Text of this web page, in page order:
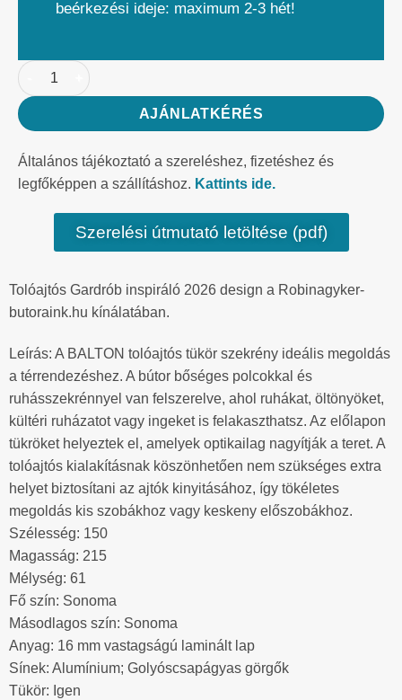
beérkezési ideje: maximum 2-3 hét!
AJÁNLATKÉRÉS
Általános tájékoztató a szereléshez, fizetéshez és
legfőképpen a szállításhoz. Kattints ide.
Szerelési útmutató letöltése (pdf)
Tolóajtós Gardrób inspiráló 2026 design a Robinagyker-
butoraink.hu kínálatában.
Leírás: A BALTON tolóajtós tükör szekrény ideális megoldás
a térrendezéshez. A bútor bőséges polcokkal és
ruhásszekrénnyel van felszerelve, ahol ruhákat, öltönyöket,
kültéri ruházatot vagy ingeket is felakaszthatsz. Az előlapon
tükröket helyeztek el, amelyek optikailag nagyítják a teret. A
tolóajtós kialakításnak köszönhetően nem szükséges extra
helyet biztosítani az ajtók kinyitásához, így tökéletes
megoldás kis szobákhoz vagy keskeny előszobákhoz.
Szélesség: 150
Magasság: 215
Mélység: 61
Fő szín: Sonoma
Másodlagos szín: Sonoma
Anyag: 16 mm vastagságú laminált lap
Sínek: Alumínium; Golyóscsapágyas görgők
Tükör: Igen